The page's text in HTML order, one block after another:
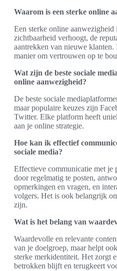
Waarom is een sterke online
Een sterke online
zichtbaarheid verhoogt, de
aantrekken van nieuwe klanten.
manier om vertrouwen op te
Wat zijn de beste sociale
online aanwezigheid?
De beste sociale
maar populaire keuzes zijn
Twitter. Elke platform heeft
aan je online strategie.
Hoe kan ik effectief
sociale media?
Effectieve communicatie met
door regelmatig te posten,
opmerkingen en vragen, en
volgers. Het is ook belangrijk
zijn.
Wat is het belang van
Waardevolle en relevante
van je doelgroep, maar helpt
sterke merkidentiteit. Het zorgt
betrokken blijft en terugkeert